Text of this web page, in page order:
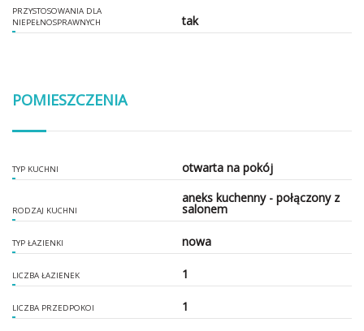
PRZYSTOSOWANIA DLA
NIEPEŁNOSPRAWNYCH
tak
POMIESZCZENIA
TYP KUCHNI otwarta na pokój
RODZAJ KUCHNI
aneks kuchenny - połączony z
salonem
TYP ŁAZIENKI nowa
LICZBA ŁAZIENEK 1
LICZBA PRZEDPOKOI 1